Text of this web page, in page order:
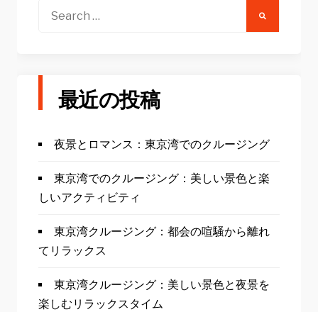
Search
最近の投稿
夜景とロマンス：東京湾でのクルージング
東京湾でのクルージング：美しい景色と楽
しいアクティビティ
東京湾クルージング：都会の喧騒から離れ
てリラックス
東京湾クルージング：美しい景色と夜景を
楽しむリラックスタイム